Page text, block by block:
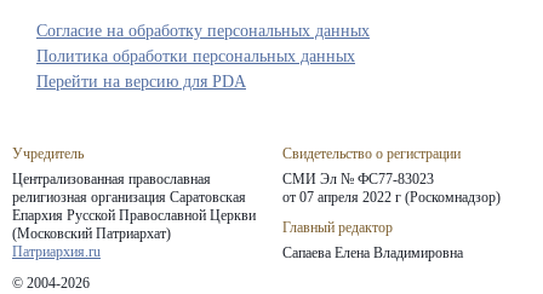
Учредитель
Централизованная православная
религиозная организация Саратовская
Епархия Русской Православной Церкви
(Московский Патриархат)
Патриархия.ru
Свидетельство о регистрации
СМИ Эл № ФС77-83023
от 07 апреля 2022 г (Роскомнадзор)
Главный редактор
Сапаева Елена Владимировна
© 2004-2026
Согласие на обработку персональных данных
Политика обработки персональных данных
Перейти на версию для PDA